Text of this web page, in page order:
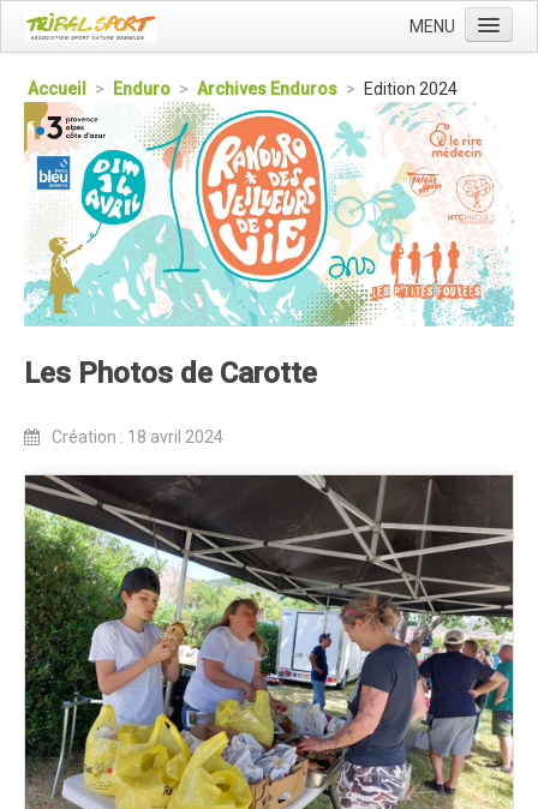
MENU
Qui sommes nous ?
L'Association Tribal
Le Club Tribal VTT
Le Team Tribal
La Newsletter Tribal
Gérer votre abonnement
Consulter les archives
Blog du Club
Présentation
Trips Enduro
Stages Perfectionnement
Séminaires Entreprises
S'inscrire aux Cours...
S'inscrire aux Stages / Sorties...
La page Instagram du club...
Accueil > Enduro > Archives Enduros > Edition 2024
Les Photos de Carotte
Création : 18 avril 2024